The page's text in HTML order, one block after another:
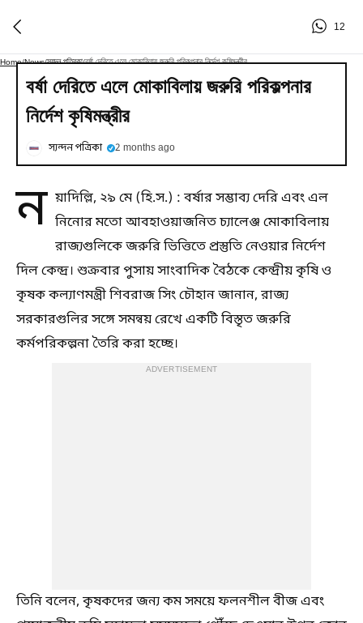
12
Home/News/স্যন্দন পত্রিকা/বর্ষা দেরিতে এলে মোকাবিলায় জরুরি পরিকল্পনার নির্দেশ কৃষিমন্ত্রীর
বর্ষা দেরিতে এলে মোকাবিলায় জরুরি পরিকল্পনার
নির্দেশ কৃষিমন্ত্রীর
স্যন্দন পত্রিকা 2 months ago
ন য়াদিল্লি, ২৯ মে (হি.স.) : বর্ষার সম্ভাব্য দেরি এবং এল
নিনোর মতো আবহাওয়াজনিত চ্যালেঞ্জ মোকাবিলায়
রাজ্যগুলিকে জরুরি ভিত্তিতে প্রস্তুতি নেওয়ার নির্দেশ
দিল কেন্দ্র। শুক্রবার পুসায় সাংবাদিক বৈঠকে কেন্দ্রীয় কৃষি ও
কৃষক কল্যাণমন্ত্রী শিবরাজ সিং চৌহান জানান, রাজ্য
সরকারগুলির সঙ্গে সমন্বয় রেখে একটি বিস্তৃত জরুরি
কর্মপরিকল্পনা তৈরি করা হচ্ছে।
ADVERTISEMENT
তিনি বলেন, কৃষকদের জন্য কম সময়ে ফলনশীল বীজ এবং